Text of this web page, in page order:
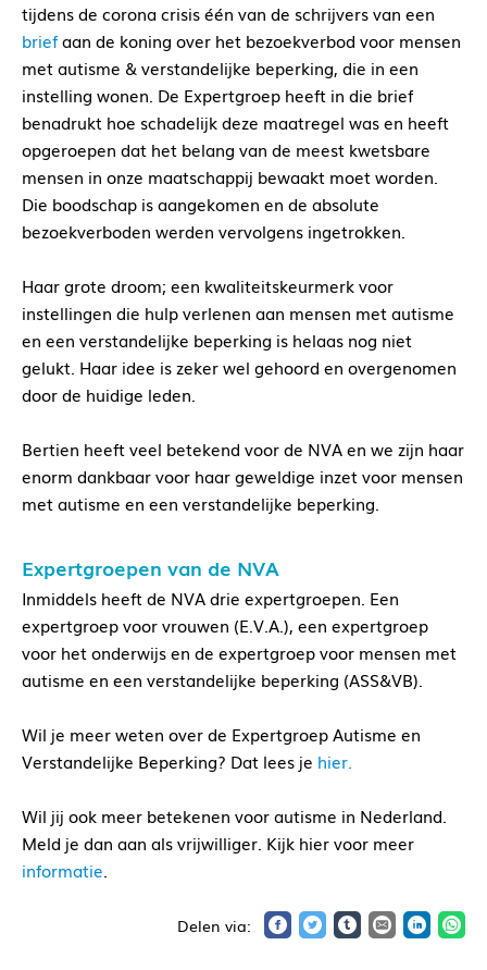
tijdens de corona crisis één van de schrijvers van een
briefaan de koning over het bezoekverbod voor mensen
met autisme & verstandelijke beperking, die in een
instelling wonen. De Expertgroep heeft in die brief
benadrukt hoe schadelijk deze maatregel was en heeft
opgeroepen dat het belang van de meest kwetsbare
mensen in onze maatschappij bewaakt moet worden.
Die boodschap is aangekomen en de absolute
bezoekverboden werden vervolgens ingetrokken.
Haar grote droom; een kwaliteitskeurmerk voor
instellingen die hulp verlenen aan mensen met autisme
en een verstandelijke beperking is helaas nog niet
gelukt. Haar idee is zeker wel gehoord en overgenomen
door de huidige leden.
Bertien heeft veel betekend voor de NVA en we zijn haar
enorm dankbaar voor haar geweldige inzet voor mensen
met autisme en een verstandelijke beperking.
Expertgroepen van de NVA
Inmiddels heeft de NVA drie expertgroepen. Een
expertgroep voor vrouwen (E.V.A.), een expertgroep
voor het onderwijs en de expertgroep voor mensen met
autisme en een verstandelijke beperking (ASS&VB).
Wil je meer weten over de Expertgroep Autisme en
Verstandelijke Beperking? Dat lees je hier.
Wil jij ook meer betekenen voor autisme in Nederland.
Meld je dan aan als vrijwilliger. Kijk hier voor meer
informatie.